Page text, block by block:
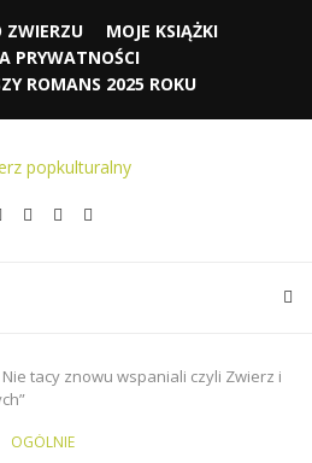
ZWIERZU
MOJE KSIĄŻKI
PRYWATNOŚCI
ROMANS 2025 ROKU
Nie tacy znowu wspaniali czyli Zwierz i
OGÓLNIE